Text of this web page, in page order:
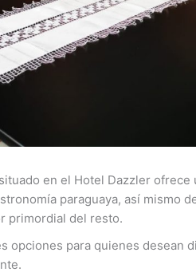
situado en el Hotel Dazzler
paraguaya, así mismo
primordial del resto.
opciones para quienes desean